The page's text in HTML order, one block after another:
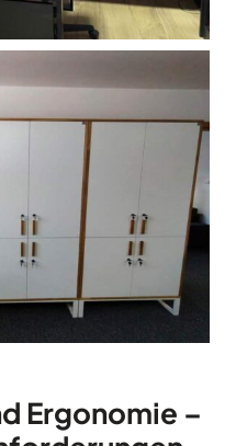
Ergonomie –